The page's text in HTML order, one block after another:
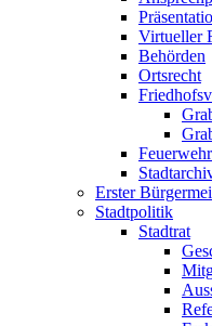
Virtueller
Behörden
Ortsrecht
Erster
Stadtpolitik
Stadtrat